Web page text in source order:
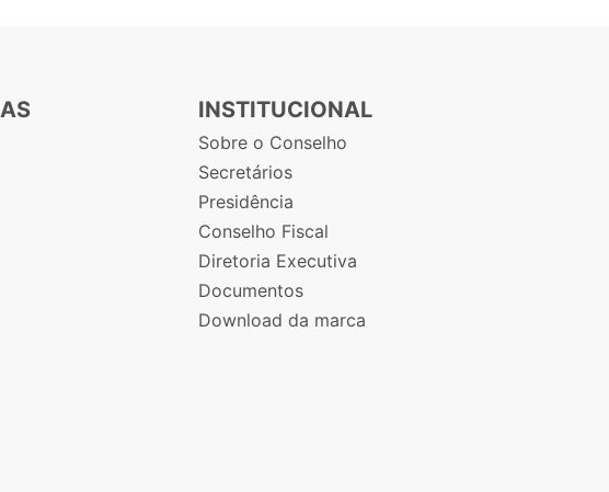
INSTITUCIONAL
Sobre o Conselho
Secretários
Presidência
Conselho Fiscal
Diretoria Executiva
Documentos
Download da marca